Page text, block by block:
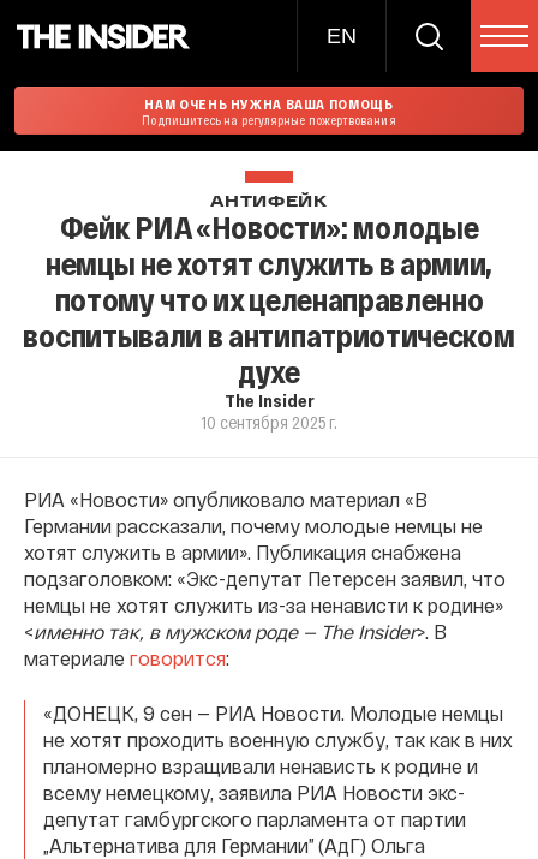
EN
НАМ ОЧЕНЬ НУЖНА ВАША ПОМОЩЬ
Подпишитесь на регулярные пожертвования
АНТИФЕЙК
Фейк РИА «Новости»: молодые
немцы не хотят служить в армии,
потому что их целенаправленно
воспитывали в антипатриотическом
духе
The Insider
10 сентября 2025 г.
РИА «Новости» опубликовало материал «В
Германии рассказали, почему молодые немцы не
хотят служить в армии». Публикация снабжена
подзаголовком: «Экс-депутат Петерсен заявил, что
немцы не хотят служить из-за ненависти к родине»
<именно так, в мужском роде — The Insider>. В
материале говорится:
«ДОНЕЦК, 9 сен — РИА Новости. Молодые немцы
не хотят проходить военную службу, так как в них
планомерно взращивали ненависть к родине и
всему немецкому, заявила РИА Новости экс-
депутат гамбургского парламента от партии
„Альтернатива для Германии” (АдГ) Ольга